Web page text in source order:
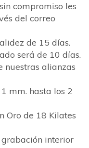
compromiso les
del correo
de 15 días.
será de 10 días.
nuestras alianzas
mm. hasta los 2
Oro de 18 Kilates
interior